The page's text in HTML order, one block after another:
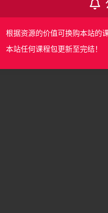
根据资源的价值可换购本站的
本站任何课程包更新至完结！